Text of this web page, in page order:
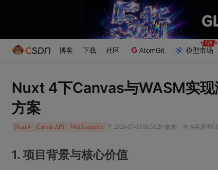
博客 下载 社区 AtomGit 模型市场
Nuxt 4下Canvas与WASM实
方案
Nuxt 4 Canvas API WebAssembly 于 2026-07-03 09:51:20 修改 · 本内容遵循
1. 项目背景与核心价值